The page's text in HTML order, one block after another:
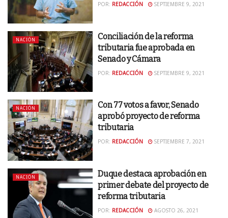
POR: REDACCIÓN SEPTIEMBRE 9, 2021
NACIÓN
Conciliación de la reforma
tributaria fue aprobada en
Senado y Cámara
POR: REDACCIÓN SEPTIEMBRE 9, 2021
NACIÓN
Con 77 votos a favor, Senado
aprobó proyecto de reforma
tributaria
POR: REDACCIÓN SEPTIEMBRE 7, 2021
NACIÓN
Duque destaca aprobación en
primer debate del proyecto de
reforma tributaria
POR: REDACCIÓN AGOSTO 26, 2021